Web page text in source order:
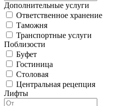
Дополнительные услуги
Ответственное хранение
Таможня
Транспортные услуги
Поблизости
Буфет
Гостиница
Столовая
Центральная рецепция
Лифты